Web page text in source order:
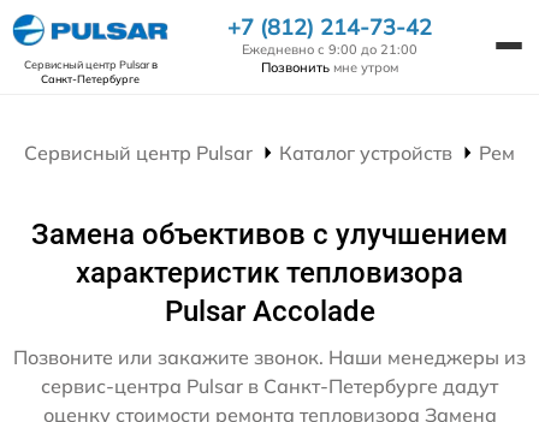
Сервисный центр Pulsarв
Санкт-Петербурге
+7 (812) 214-73-42
Ежедневно с 9:00 до 21:00
Позвонить мне утром
Сервисный центр Pulsar Каталог устройств
Замена объективов с улучшением
характеристик тепловизора
Pulsar Accolade
Позвоните или закажите звонок. Наши менеджеры из
сервис-центра Pulsar в Санкт-Петербурге дадут
оценку стоимости ремонта тепловизора Замена